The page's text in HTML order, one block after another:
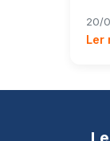
20/
Ler